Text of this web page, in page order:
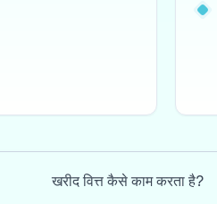
खरीद वित्त कैसे काम करता है?